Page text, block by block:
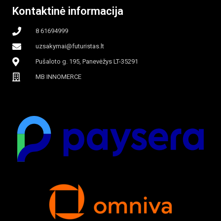
apšvietimas
Kontaktinė informacija
8 61694999
uzsakymai@futuristas.lt
Pušaloto g. 195, Panevėžys LT-35291
MB INNOMERCE